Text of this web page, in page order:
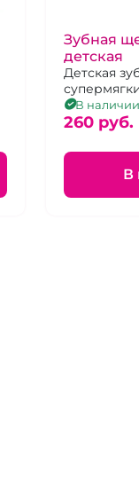
Зубная
детская
Детская
В
260 pуб.
В